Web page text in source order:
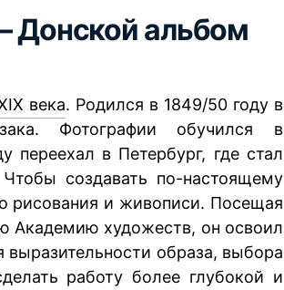
Донской альбом
века. Родился в 1849/50 году в
Фотографии обучился в
переехал в Петербург, где стал
создавать по-настоящему
рисования и живописи. Посещая
Академию художеств, он освоил
выразительности образа, выбора
работу более глубокой и